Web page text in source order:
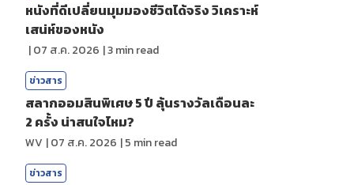
หนังที่ดีเปลี่ยนมุมมองชีวิตได้จริง วิเคราะห์
เสน่ห์ของหนัง
|07 ส.ค. 2026 |3min read
ข่าวสาร
สลากออมสินพิเศษ 5 ปี ลุ้นรางวัลเดือนละ
2 ครั้ง น่าสนใจไหม?
WV |07 ส.ค. 2026 |5 min read
ข่าวสาร